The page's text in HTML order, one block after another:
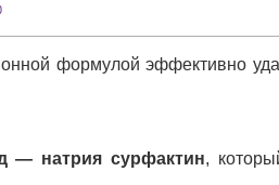
формулой эффективно
— натрия сурфактин,